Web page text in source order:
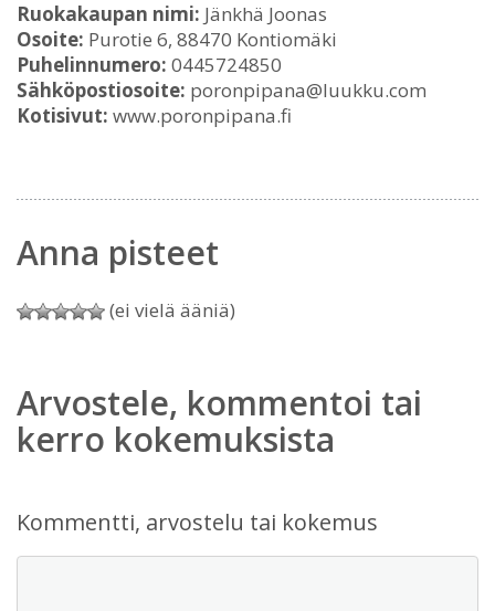
Ruokakaupan nimi: Jänkhä Joonas
Osoite: Purotie 6, 88470 Kontiomäki
Puhelinnumero: 0445724850
Sähköpostiosoite: poronpipana@luukku.com
Kotisivut: www.poronpipana.fi
Anna pisteet
(ei vielä ääniä)
Arvostele, kommentoi tai
kerro kokemuksista
Kommentti, arvostelu tai kokemus